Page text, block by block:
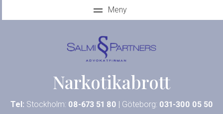
Narkotikabrott
Tel: Stockholm: 08-673 51 80 | Göteborg: 031-300 05 50